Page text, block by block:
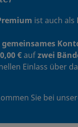
ist auch als
gemeinsames
€aufzwei
Einlass über
Sie bei